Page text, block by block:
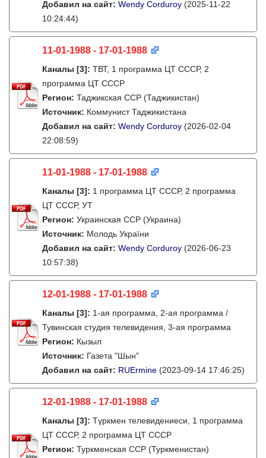
Добавил на сайт: Wendy Corduroy (2025-11-22
10:24:44)
11-01-1988 - 17-01-1988
Каналы [3]: ТВТ, 1 программа ЦТ СССР, 2
программа ЦТ СССР
Регион: Таджикская ССР (Таджикистан)
Источник: Коммунист Таджикистана
Добавил на сайт: Wendy Corduroy (2026-02-04
22:08:59)
11-01-1988 - 17-01-1988
Каналы [3]: 1 программа ЦТ СССР, 2 программа
ЦТ СССР, УТ
Регион: Украинская ССР (Украина)
Источник: Молодь України
Добавил на сайт: Wendy Corduroy (2026-06-23
10:57:38)
12-01-1988 - 17-01-1988
Каналы [3]: 1-ая программа, 2-ая программа /
Тувинская студия телевидения, 3-ая программа
Регион: Кызыл
Источник: Газета "Шын"
Добавил на сайт: RUErmine (2023-09-14 17:46:25)
12-01-1988 - 17-01-1988
Каналы [3]: Түркмен телевидениеси, 1 программа
ЦТ СССР, 2 программа ЦТ СССР
Регион: Туркменская ССР (Туркменистан)